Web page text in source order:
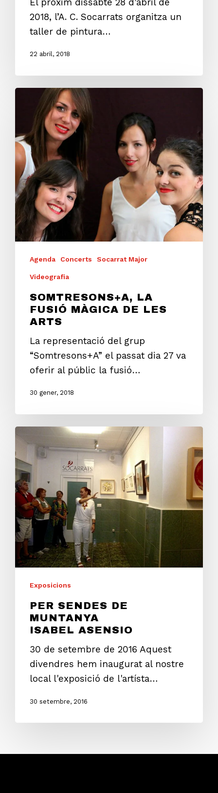
2018, l’A. C. Socarrats organitza un
taller de pintura…
22 abril, 2018
Agenda Concerts Socarrat Major
Videografia
SOMTRESONS+A, LA
FUSIÓ MÀGICA DE LES
ARTS
La representació del grup
“Somtresons+A” el passat dia 27 va
oferir al públic la fusió…
30 gener, 2018
Exposicions
PER SENDES DE
MUNTANYA
ISABEL ASENSIO
30 de setembre de 2016 Aquest
divendres hem inaugurat al nostre
local l'exposició de l'artísta…
30 setembre, 2016